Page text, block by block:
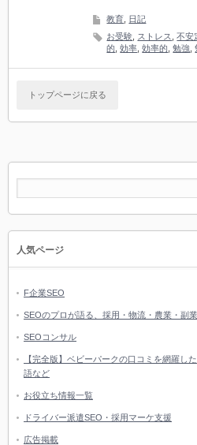
教育 日記
お受験 ストレス ,不安
的 ,効率 ,効率的 ,勉強 ,
トップページに戻る
人気ページ
F企業SEO
SEOのプロが語る、採用・物流・農業・副
SEOコンサル
【完全版】ベビーパークの口コミを網羅し
語など
お役立ち情報一覧
ドライバー派遣SEO・採用マーケ支援
広告掲載